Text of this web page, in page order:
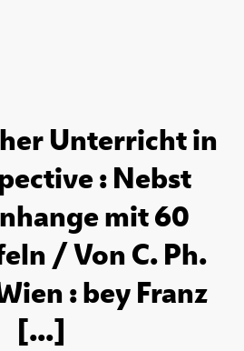
Unterricht in
: Nebst
mit 60
/ Von C. Ph.
: bey Franz
[...]